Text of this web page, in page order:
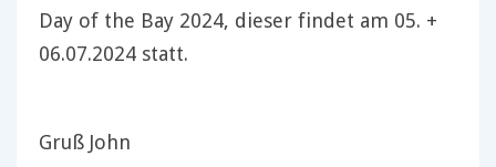
Day of the Bay 2024, dieser findet am 05. +
06.07.2024 statt.
Gruß John